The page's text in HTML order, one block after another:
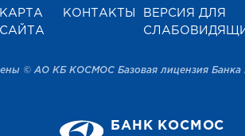
КАРТА
САЙТА
КОНТАКТЫ
ВЕРСИЯ ДЛЯ
© АО КБ КОСМОС Базовая лицензия Банка